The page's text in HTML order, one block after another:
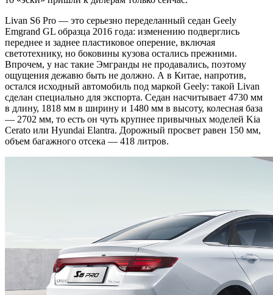
Livan S6 Pro — это серьезно переделанный седан Geely
Emgrand GL образца 2016 года: изменению подверглись
переднее и заднее пластиковое оперение, включая
светотехнику, но боковины кузова остались прежними.
Впрочем, у нас такие Эмгранды не продавались, поэтому
ощущения дежавю быть не должно. А в Китае, напротив,
остался исходный автомобиль под маркой Geely: такой Livan
сделан специально для экспорта. Седан насчитывает 4730 мм
в длину, 1818 мм в ширину и 1480 мм в высоту, колесная база
— 2702 мм, то есть он чуть крупнее привычных моделей Kia
Cerato или Hyundai Elantra. Дорожный просвет равен 150 мм,
объем багажного отсека — 418 литров.